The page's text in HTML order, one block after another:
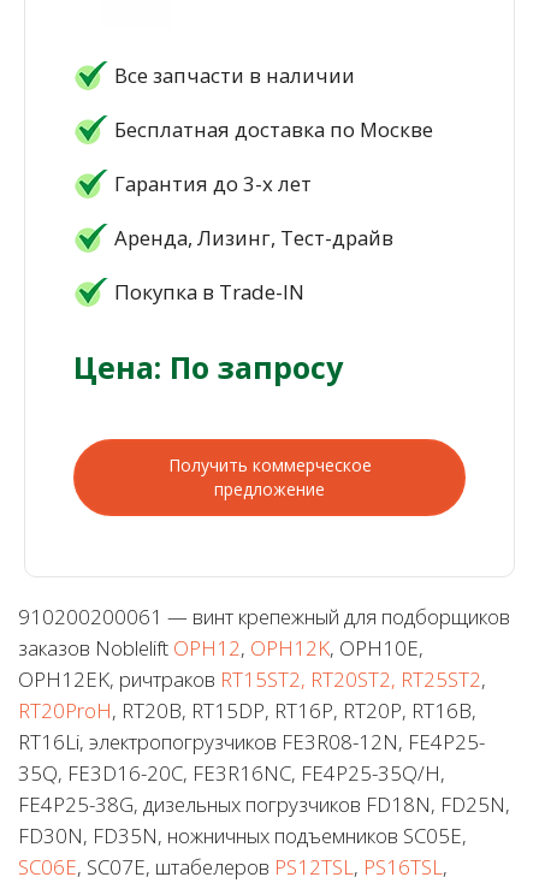
Все запчасти в наличии
Бесплатная доставка по Москве
Гарантия до 3-х лет
Аренда, Лизинг, Тест-драйв
Покупка в Trade-IN
Цена: По запросу
Получить коммерческое
предложение
910200200061 — винт крепежный для подборщиков
заказов Noblelift OPH12, OPH12K, OPH10E,
OPH12EK, ричтраков RT15ST2, RT20ST2, RT25ST2,
RT20ProH, RT20B, RT15DP, RT16P, RT20P, RT16B,
RT16Li, электропогрузчиков FE3R08-12N, FE4P25-
35Q, FE3D16-20C, FE3R16NC, FE4P25-35Q/H,
FE4P25-38G, дизельных погрузчиков FD18N, FD25N,
FD30N, FD35N, ножничных подъемников SC05E,
SC06E, SC07E, штабелеров PS12TSL, PS16TSL,